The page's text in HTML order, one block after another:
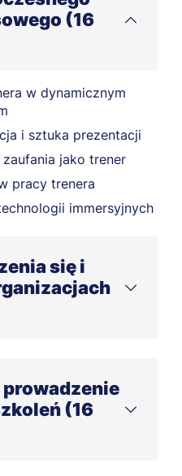
(16
w dynamicznym
i sztuka prezentacji
jako trener
pracy trenera
immersyjnych
się i
do rozwoju i
rozwijanie
(16